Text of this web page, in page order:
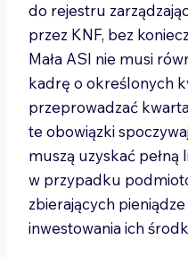
do rejestru
przez KNF, bez
Mała ASI nie musi
kadrę o określonych
przeprowadzać
te obowiązki
muszą uzyskać pełną
w przypadku
zbierających
inwestowania ich